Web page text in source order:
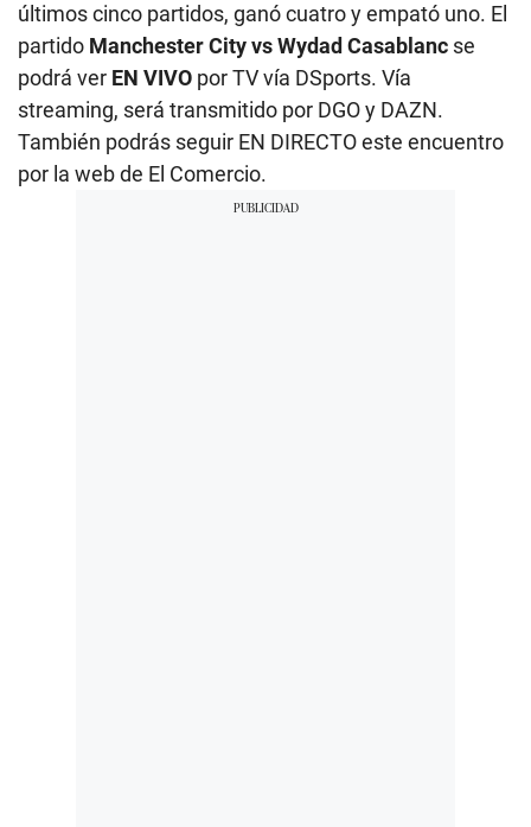
últimos cinco partidos, ganó cuatro y empató uno. El
partido Manchester City vs Wydad Casablanc se
podrá ver EN VIVO por TV vía DSports. Vía
streaming, será transmitido por DGO y DAZN.
También podrás seguir EN DIRECTO este encuentro
por la web de El Comercio.